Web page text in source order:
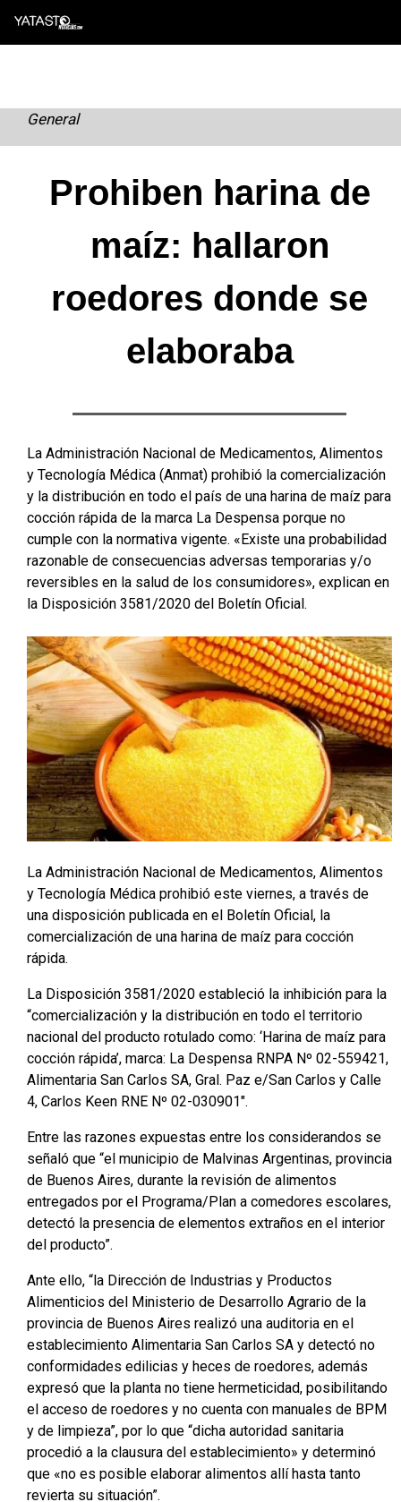
Skip
General
Prohiben harina de
maíz: hallaron
roedores donde se
elaboraba
La Administración Nacional de Medicamentos, Alimentos
y Tecnología Médica (Anmat) prohibió la comercialización
y la distribución en todo el país de una harina de maíz para
cocción rápida de la marca La Despensa porque no
cumple con la normativa vigente. «Existe una probabilidad
razonable de consecuencias adversas temporarias y/o
reversibles en la salud de los consumidores», explican en
la Disposición 3581/2020 del Boletín Oficial.
La Administración Nacional de Medicamentos, Alimentos
y Tecnología Médica prohibió este viernes, a través de
una disposición publicada en el Boletín Oficial, la
comercialización de una harina de maíz para cocción
rápida.
La Disposición 3581/2020 estableció la inhibición para la
“comercialización y la distribución en todo el territorio
nacional del producto rotulado como: ‘Harina de maíz para
cocción rápida’, marca: La Despensa RNPA Nº 02-559421,
Alimentaria San Carlos SA, Gral. Paz e/San Carlos y Calle
4, Carlos Keen RNE Nº 02-030901″.
Entre las razones expuestas entre los considerandos se
señaló que “el municipio de Malvinas Argentinas, provincia
de Buenos Aires, durante la revisión de alimentos
entregados por el Programa/Plan a comedores escolares,
detectó la presencia de elementos extraños en el interior
del producto”.
Ante ello, “la Dirección de Industrias y Productos
Alimenticios del Ministerio de Desarrollo Agrario de la
provincia de Buenos Aires realizó una auditoria en el
establecimiento Alimentaria San Carlos SA y detectó no
conformidades edilicias y heces de roedores, además
expresó que la planta no tiene hermeticidad, posibilitando
el acceso de roedores y no cuenta con manuales de BPM
y de limpieza”, por lo que “dicha autoridad sanitaria
procedió a la clausura del establecimiento» y determinó
que «no es posible elaborar alimentos allí hasta tanto
revierta su situación”.